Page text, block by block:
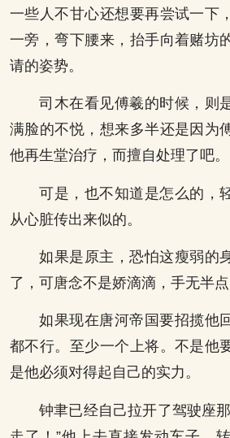
一些人不甘心还想要再尝试一下
一旁，弯下腰来，抬手向着赌坊
请的姿势。
司木在看见傅羲的时候，则
满脸的不悦，想来多半还是因为
他再生堂治疗，而擅自处理了吧。
可是，也不知道是怎么的，
从心脏传出来似的。
如果是原主，恐怕这瘦弱的
了，可唐念不是娇滴滴，手无半点
如果现在唐河帝国要招揽他
都不行。至少一个上将。不是他
是他必须对得起自己的实力。
钟聿已经自己拉开了驾驶座